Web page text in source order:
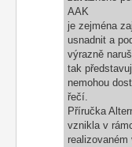
AAK
je zejména
usnadnit a
výrazně
tak
nemohou
řečí.
Příručka
vznikla v